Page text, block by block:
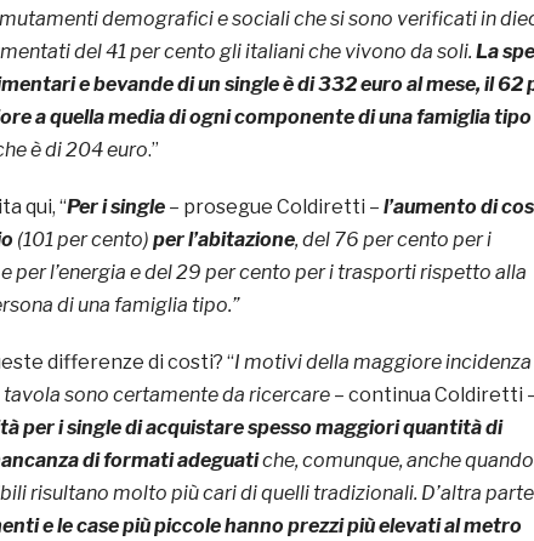
demografici e sociali che si sono verificati in
del 41 per cento gli italiani che vivono da soli. La
e bevande di un single è di 332 euro al mese, il 62
a quella media di ogni componente di una famiglia tipo
è di 204 euro.”
qui, “Per i single – prosegue Coldiretti – l’aumento di
(101 per cento) per l’abitazione, del 76 per cento per i
per l’energia e del 29 per cento per i trasporti rispetto alla
di una famiglia tipo.”
differenze di costi? “I motivi della maggiore incidenza
tavola sono certamente da ricercare – continua Coldiretti
per i single di acquistare spesso maggiori quantità di
di formati adeguatiche, comunque, anche quando
risultano molto più cari di quelli tradizionali. D’altra parte
e le case più piccole hanno prezzi più elevati al metro